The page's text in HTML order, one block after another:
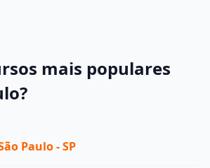
mais populares
Paulo - SP